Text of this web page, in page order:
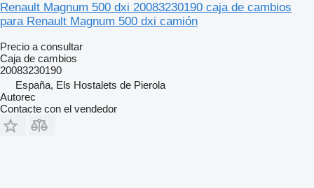
Renault Magnum 500 dxi 20083230190 caja de cambios
para Renault Magnum 500 dxi camión
Precio a consultar
Caja de cambios
20083230190
España, Els Hostalets de Pierola
Autorec
Contacte con el vendedor